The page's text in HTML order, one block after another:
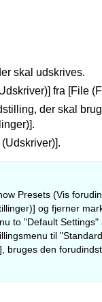
skal udskrives.
fra [File
der skal
Presets (Vis
og fjerner
to "Default Settings"
til
bruges den